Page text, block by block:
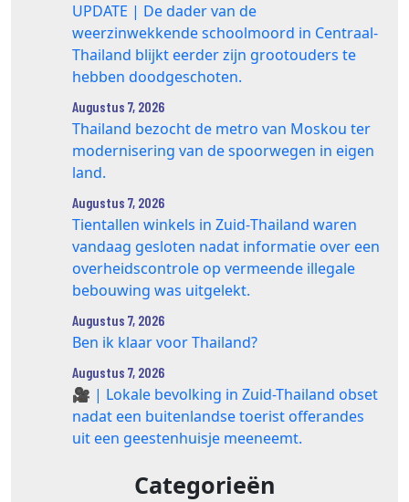
UPDATE | De dader van de
weerzinwekkende schoolmoord in Centraal-
Thailand blijkt eerder zijn grootouders te
hebben doodgeschoten.
Augustus 7, 2026
Thailand bezocht de metro van Moskou ter
modernisering van de spoorwegen in eigen
land.
Augustus 7, 2026
Tientallen winkels in Zuid‑Thailand waren
vandaag gesloten nadat informatie over een
overheidscontrole op vermeende illegale
bebouwing was uitgelekt.
Augustus 7, 2026
Ben ik klaar voor Thailand?
Augustus 7, 2026
🎥 | Lokale bevolking in Zuid-Thailand obset
nadat een buitenlandse toerist offerandes
uit een geestenhuisje meeneemt.
Categorieën